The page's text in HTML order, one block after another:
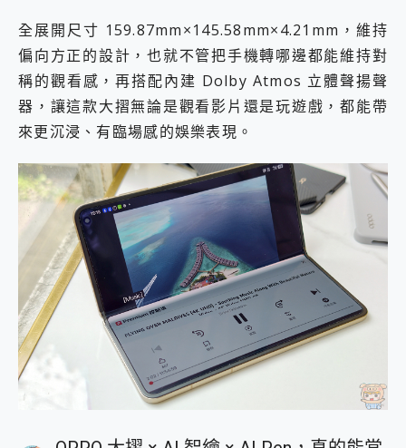
全展開尺寸 159.87mm×145.58mm×4.21mm，維持
偏向方正的設計，也就不管把手機轉哪邊都能維持對
稱的觀看感，再搭配內建 Dolby Atmos 立體聲揚聲
器，讓這款大摺無論是觀看影片還是玩遊戲，都能帶
來更沉浸、有臨場感的娛樂表現。